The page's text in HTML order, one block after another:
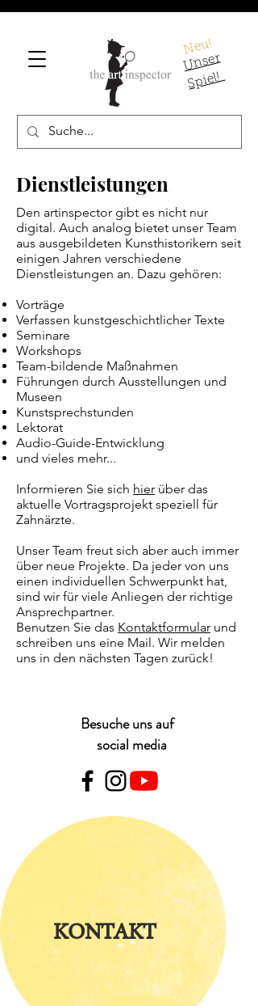
Neu!
U
ns
er
S
pi
el!
Dienstleistungen
Den artinspector gibt es nicht nur
digital. Auch analog bietet unser Team
aus ausgebildeten Kunsthistorikern seit
einigen Jahren verschiedene
Dienstleistungen an. Dazu gehören:
Vorträge
Verfassen kunstgeschichtlicher Texte
Seminare
Workshops
Team-bildende Maßnahmen
Führungen durch Ausstellungen und
Museen
Kunstsprechstunden
Lektorat
Audio-Guide-Entwicklung
und vieles mehr...
Informieren Sie sich hier über das
aktuelle Vortragsprojekt speziell für
Zahnärzte.
Unser Team freut sich aber auch immer
über neue Projekte. Da jeder von uns
einen individuellen Schwerpunkt hat,
sind wir für viele Anliegen der richtige
Ansprechpartner.
Benutzen Sie das Kontaktformular und
schreiben uns eine Mail. Wir melden
uns in den nächsten Tagen zurück!
Besuche uns auf
social media
KONTAKT